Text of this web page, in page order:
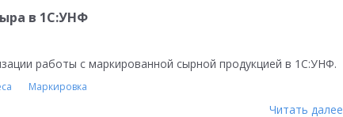
в 1С:УНФ
работы с маркированной сырной продукцией в 1С:УНФ.
Маркировка
Читать далее